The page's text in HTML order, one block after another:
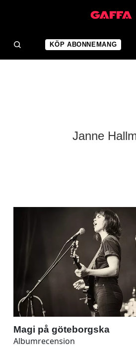
KÖP ABONNEMANG
Janne
Magi på göteborgska
Albumrecension